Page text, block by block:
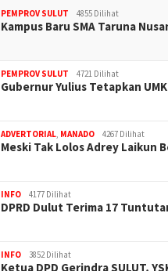
PEMPROV SULUT 4855 Dilihat
Kampus Baru SMA Taruna
PEMPROV SULUT 4721 Dilihat
Gubernur Yulius Tetapkan
ADVERTORIAL, MANADO 4267 Dilihat
Meski Tak Lolos Adrey Laikun
INFO 4177 Dilihat
DPRD Dulut Terima 17
INFO 3852 Dilihat
Ketua DPD Gerindra SULUT,